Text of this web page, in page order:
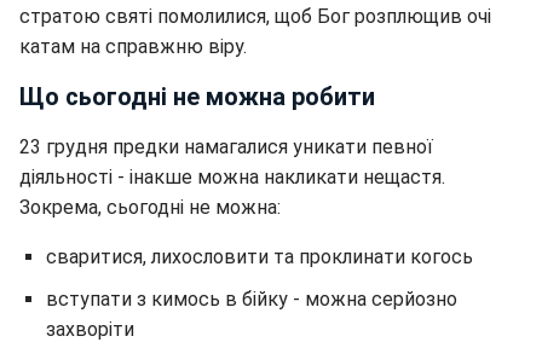
стратою святі помолилися, щоб Бог розплющив очі
катам на справжню віру.
Що сьогодні не можна робити
23 грудня предки намагалися уникати певної
діяльності - інакше можна накликати нещастя.
Зокрема, сьогодні не можна:
сваритися, лихословити та проклинати когось
вступати з кимось в бійку - можна серйозно
захворіти